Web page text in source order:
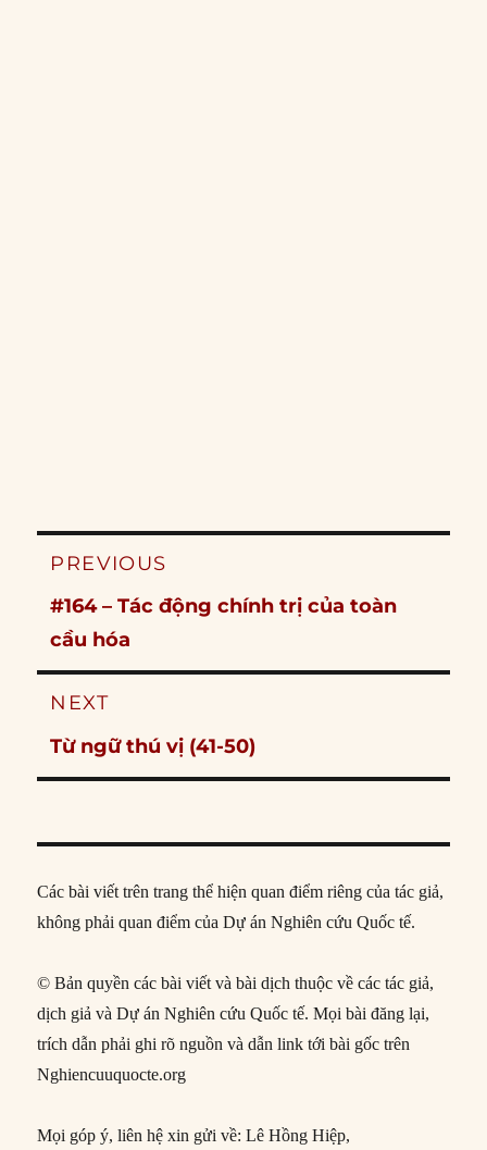
Post
PREVIOUS
Previous
post:
#164 – Tác động chính trị của toàn
cầu hóa
NEXT
Next
post:
Từ ngữ thú vị (41-50)
Các bài viết trên trang thể hiện quan điểm riêng của tác giả,
không phải quan điểm của Dự án Nghiên cứu Quốc tế.
© Bản quyền các bài viết và bài dịch thuộc về các tác giả,
dịch giả và Dự án Nghiên cứu Quốc tế. Mọi bài đăng lại,
trích dẫn phải ghi rõ nguồn và dẫn link tới bài gốc trên
Nghiencuuquocte.org
Mọi góp ý, liên hệ xin gửi về: Lê Hồng Hiệp,